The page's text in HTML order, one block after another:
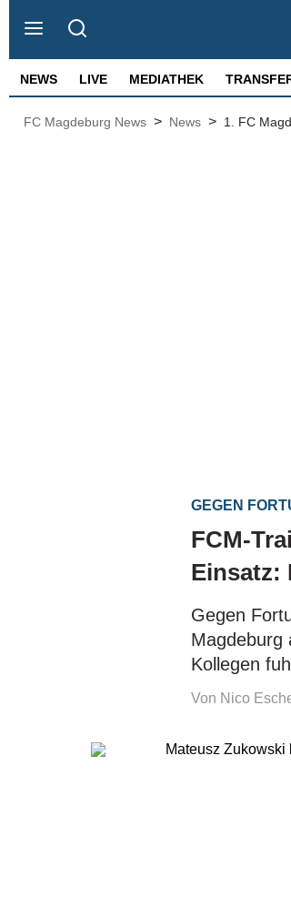
NEWS LIVE MEDIATHEK
FC Magdeburg News > News > 1. FC
GEGEN
FCM-
Einsatz:
Gegen
Magdeburg
Kollegen
Von Nico